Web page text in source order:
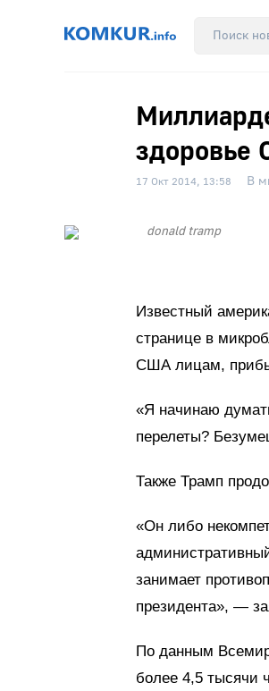
здоровье
17 Окт 2014, 13:58 В
Известный
странице в
США лицам,
«Я начинаю
перелеты?
Также Трамп
«Он либо
занимает
президента», —
По данным
более 4,5 тысячи